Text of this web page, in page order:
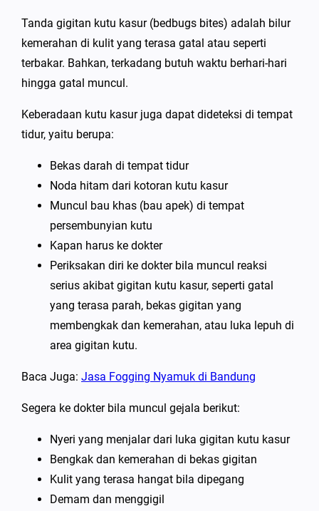
Tanda gigitan kutu kasur (bedbugs bites) adalah bilur
kemerahan di kulit yang terasa gatal atau seperti
terbakar. Bahkan, terkadang butuh waktu berhari-hari
hingga gatal muncul.
Keberadaan kutu kasur juga dapat dideteksi di tempat
tidur, yaitu berupa:
Bekas darah di tempat tidur
Noda hitam dari kotoran kutu kasur
Muncul bau khas (bau apek) di tempat
persembunyian kutu
Kapan harus ke dokter
Periksakan diri ke dokter bila muncul reaksi
serius akibat gigitan kutu kasur, seperti gatal
yang terasa parah, bekas gigitan yang
membengkak dan kemerahan, atau luka lepuh di
area gigitan kutu.
Baca Juga: Jasa Fogging Nyamuk di Bandung
Segera ke dokter bila muncul gejala berikut:
Nyeri yang menjalar dari luka gigitan kutu kasur
Bengkak dan kemerahan di bekas gigitan
Kulit yang terasa hangat bila dipegang
Demam dan menggigil